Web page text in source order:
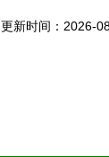
更新时间：2026-